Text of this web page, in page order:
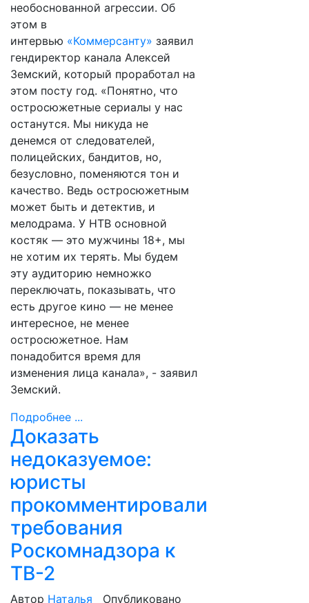
необоснованной агрессии. Об
этом в
интервью «Коммерсанту» заявил
гендиректор канала Алексей
Земский, который проработал на
этом посту год. «Понятно, что
остросюжетные сериалы у нас
останутся. Мы никуда не
денемся от следователей,
полицейских, бандитов, но,
безусловно, поменяются тон и
качество. Ведь остросюжетным
может быть и детектив, и
мелодрама. У НТВ основной
костяк — это мужчины 18+, мы
не хотим их терять. Мы будем
эту аудиторию немножко
переключать, показывать, что
есть другое кино — не менее
интересное, не менее
остросюжетное. Нам
понадобится время для
изменения лица канала», - заявил
Земский.
Подробнее ...
Доказать
недоказуемое:
юристы
прокомментировали
требования
Роскомнадзора к
ТВ-2
Автор Наталья Опубликовано